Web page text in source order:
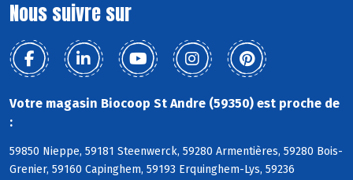
Nous suivre sur
Votre magasin Biocoop St Andre (59350) est proche de
:
59850 Nieppe, 59181 Steenwerck, 59280 Armentières, 59280 Bois-
Grenier, 59160 Capinghem, 59193 Erquinghem-Lys, 59236